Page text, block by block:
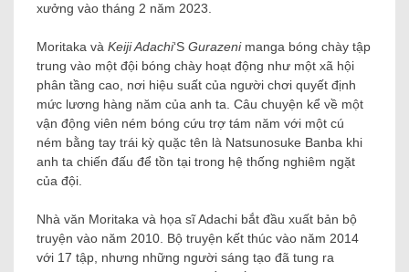
xưởng vào tháng 2 năm 2023.
Moritaka và Keiji Adachi‘S Gurazenimanga bóng chày tập
trung vào một đội bóng chày hoạt động như một xã hội
phân tầng cao, nơi hiệu suất của người chơi quyết định
mức lương hàng năm của anh ta. Câu chuyện kể về một
vận động viên ném bóng cứu trợ tám năm với một cú
ném bằng tay trái kỳ quặc tên là Natsunosuke Banba khi
anh ta chiến đấu để tồn tại trong hệ thống nghiêm ngặt
của đội.
Nhà văn Moritaka và họa sĩ Adachi bắt đầu xuất bản bộ
truyện vào năm 2010. Bộ truyện kết thúc vào năm 2014
với 17 tập, nhưng những người sáng tạo đã tung ra